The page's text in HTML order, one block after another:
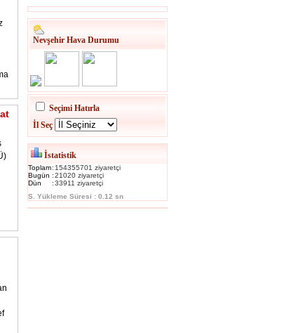
Nevşehir Hava Durumu
Seçimi Hatırla
İl Seç
İstatistik
Toplam: 154355701 ziyaretçi
Bugün :21020 ziyaretçi
Dün
:33911 ziyaretçi
S. Yükleme Süresi : 0.12 sn